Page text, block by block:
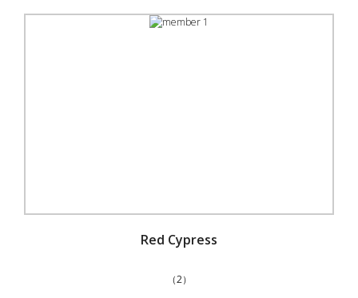
Red Cypress
（2）